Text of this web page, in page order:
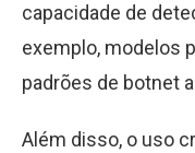
capacidade de
exemplo, modelos
padrões de botnet
Além disso, o uso